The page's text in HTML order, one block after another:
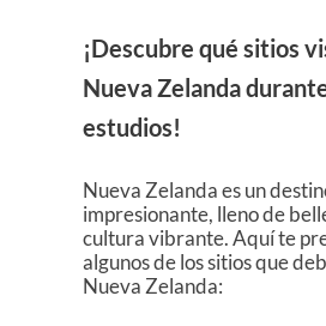
¡Descubre qué sitios
Nueva Zelanda
estudios!
Nueva Zelanda es un
impresionante, lleno de
cultura vibrante. Aquí te
algunos de los sitios que
Nueva Zelanda: